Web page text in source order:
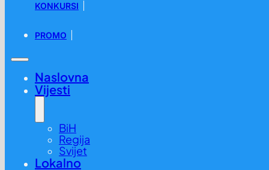
KONKURSI
PROMO
Naslovna
Vijesti
BiH
Regija
Svijet
Lokalno